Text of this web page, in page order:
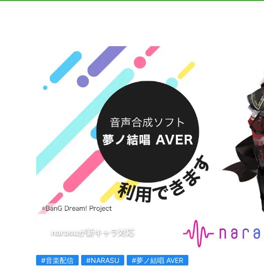
narasuが新キャラ対応
#音楽配信 #NARASU #夢ノ結唱 AVER